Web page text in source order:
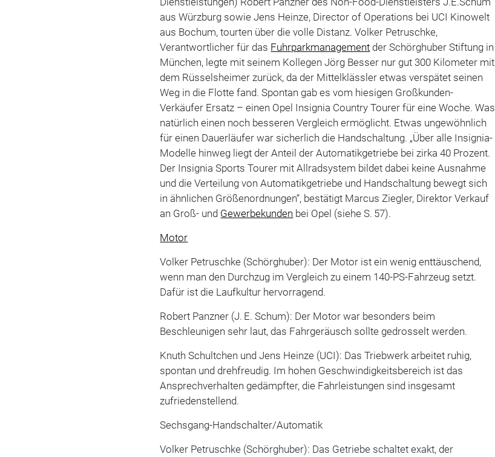
aus Würzburg sowie Jens Heinze, Director of Operations bei UCI Kinowelt
aus Bochum, tourten über die volle Distanz. Volker Petruschke,
Verantwortlicher für das Fuhrparkmanagement der Schörghuber Stiftung in
München, legte mit seinem Kollegen Jörg Besser nur gut 300 Kilometer mit
dem Rüsselsheimer zurück, da der Mittelklässler etwas verspätet seinen
Weg in die Flotte fand. Spontan gab es vom hiesigen Großkunden-
Verkäufer Ersatz – einen Opel Insignia Country Tourer für eine Woche. Was
natürlich einen noch besseren Vergleich ermöglicht. Etwas ungewöhnlich
für einen Dauerläufer war sicherlich die Handschaltung. „Über alle Insignia-
Modelle hinweg liegt der Anteil der Automatikgetriebe bei zirka 40 Prozent.
Der Insignia Sports Tourer mit Allradsystem bildet dabei keine Ausnahme
und die Verteilung von Automatikgetriebe und Handschaltung bewegt sich
in ähnlichen Größenordnungen“, bestätigt Marcus Ziegler, Direktor Verkauf
an Groß- und Gewerbekunden bei Opel (siehe S. 57).
Motor
Volker Petruschke (Schörghuber): Der Motor ist ein wenig enttäuschend,
wenn man den Durchzug im Vergleich zu einem 140-PS-Fahrzeug setzt.
Dafür ist die Laufkultur hervorragend.
Robert Panzner (J. E. Schum): Der Motor war besonders beim
Beschleunigen sehr laut, das Fahrgeräusch sollte gedrosselt werden.
Knuth Schultchen und Jens Heinze (UCI): Das Triebwerk arbeitet ruhig,
spontan und drehfreudig. Im hohen Geschwindigkeitsbereich ist das
Ansprechverhalten gedämpfter, die Fahrleistungen sind insgesamt
zufriedenstellend.
Sechsgang-Handschalter/Automatik
Volker Petruschke (Schörghuber): Das Getriebe schaltet exakt, der